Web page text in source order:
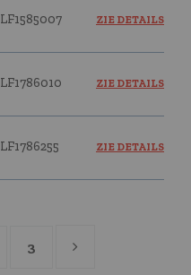
LF1585007 ZIE DETAILS
LF1786010 ZIE DETAILS
LF1786255 ZIE DETAILS
3